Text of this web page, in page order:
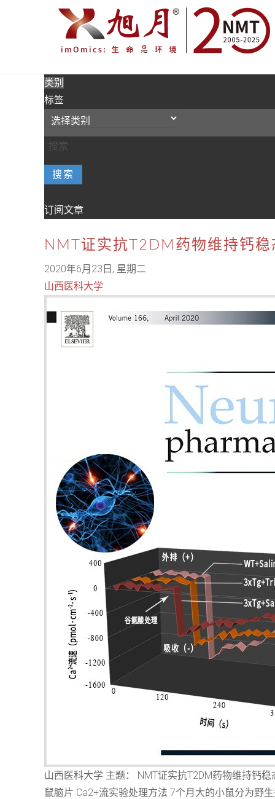
类别
标签
搜索
订阅文章
NMT证实抗T2DM药物维持钙
2020年6月23日, 星期二
山西医科大学
山西医科大学 主题： NMT证实抗T2DM药物维持钙
鼠脑片 Ca2+流实验处理方法 7个月大的小鼠分为野